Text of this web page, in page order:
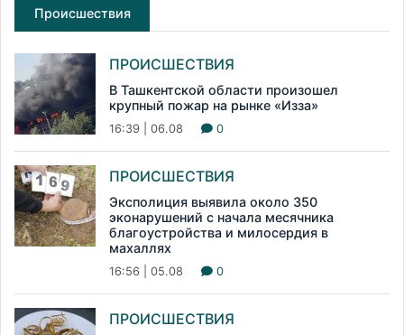
Происшествия
ПРОИСШЕСТВИЯ
В Ташкентской области произошел
крупный пожар на рынке «Изза»
16:39 | 06.08 0
ПРОИСШЕСТВИЯ
Эксполиция выявила около 350
эконарушений с начала месячника
благоустройства и милосердия в
махаллях
16:56 | 05.08 0
ПРОИСШЕСТВИЯ